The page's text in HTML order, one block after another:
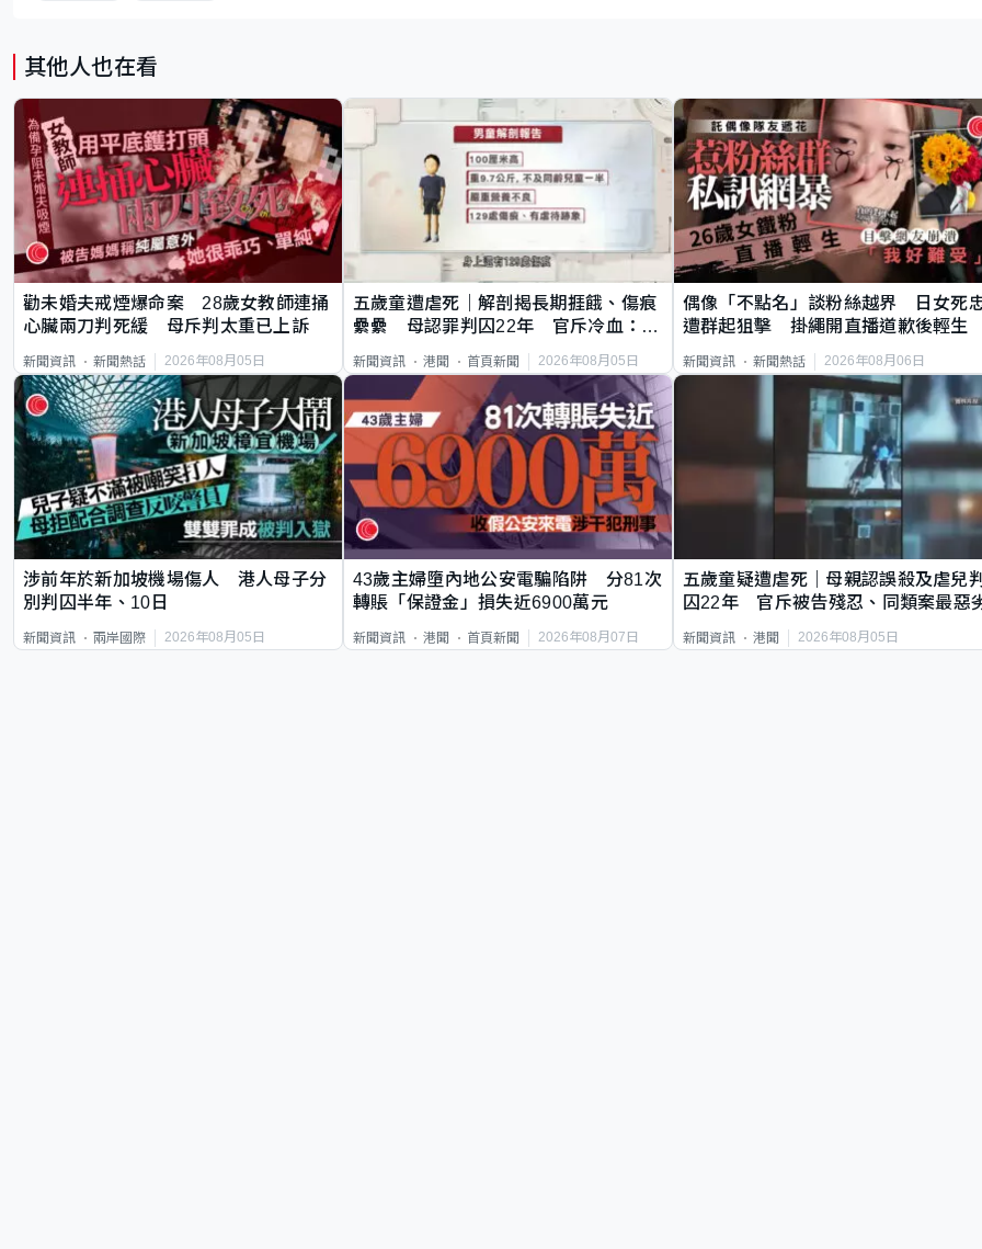
其他人也在看
勸未婚夫戒煙爆命案 28歲女教師連捅
心臟兩刀判死緩 母斥判太重已上訴
新聞資訊 新聞熱話 2026年08月05日
五歲童遭虐死｜解剖揭長期捱餓、傷痕
纍纍 母認罪判囚22年 官斥冷血：同
新聞資訊 港聞 首頁新聞 2026年08月05日
偶像「不點名」談粉絲越界 日女死
遭群起狙擊 掛繩開直播道歉後輕生
新聞資訊 新聞熱話 2026年08月06日
涉前年於新加坡機場傷人 港人母子分
別判囚半年、10日
新聞資訊 兩岸國際 2026年08月05日
43歲主婦墮內地公安電騙陷阱 分81次
轉賬「保證金」損失近6900萬元
新聞資訊 港聞 首頁新聞 2026年08月07日
五歲童疑遭虐死｜母親認誤殺及虐兒
囚22年 官斥被告殘忍、同類案最惡
新聞資訊 港聞 2026年08月05日